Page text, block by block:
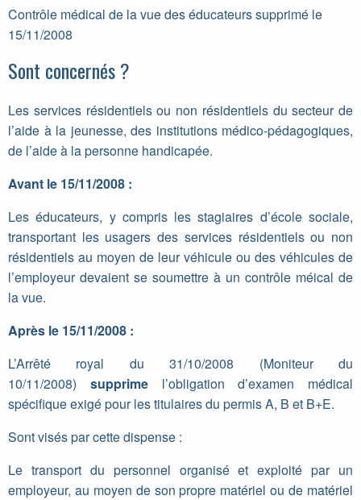
Contrôle médical de la vue des éducateurs supprimé le
15/11/2008
Sont concernés ?
Les services résidentiels ou non résidentiels du secteur de
l’aide à la jeunesse, des institutions médico-pédagogiques,
de l’aide à la personne handicapée.
Avant le 15/11/2008 :
Les éducateurs, y compris les stagiaires d’école sociale,
transportant les usagers des services résidentiels ou non
résidentiels au moyen de leur véhicule ou des véhicules de
l’employeur devaient se soumettre à un contrôle méical de
la vue.
Après le 15/11/2008 :
L’Arrêté royal du 31/10/2008 (Moniteur du
10/11/2008) supprimel’obligation d’examen médical
spécifique exigé pour les titulaires du permis A, B et B+E.
Sont visés par cette dispense :
Le transport du personnel organisé et exploité par un
employeur, au moyen de son propre matériel ou de matériel